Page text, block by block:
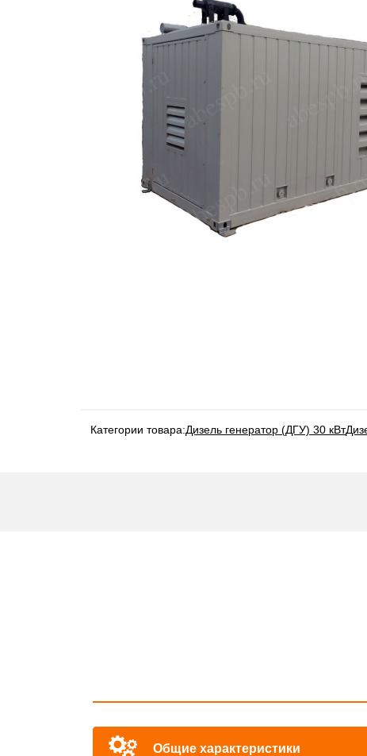
Категории товара:Дизель генератор (ДГУ) 30 кВт
Общие характеристики